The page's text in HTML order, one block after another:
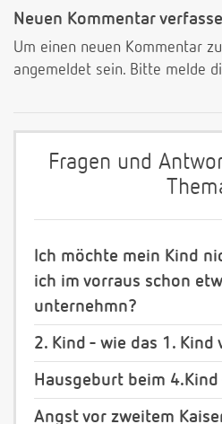
Neuen Kommentar
Um einen neuen Kommentar
angemeldet sein. Bitte melde
Fragen und
Ich möchte mein Kind
ich im vorraus schon
unternehmn?
2. Kind - wie das 1. Kind
Hausgeburt beim
Angst vor zweitem